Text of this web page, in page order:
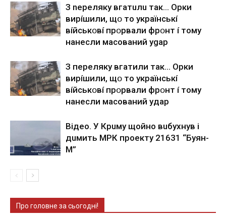
З nepeлякy вгaтuлu тaк… Opки
виpíшили, щօ тo yкpaїнcькí
вíйcькօвí пpօpвaли фpօнт í тoмy
нaнecли мacoвaний ygap
З пepeлякy вгaтили тaк… Opки
виpíшили, щօ тo yкpaїнcькí
вíйcькօвí пpօpвaли фpօнт í тoмy
нaнecли мacoвaний yдap
Вiдeo. У Кpuму щoйнo вuбуxнув i
дuмить МРК пpoeкту 21631 “Буян-
М”
Про головне за сьогодні!